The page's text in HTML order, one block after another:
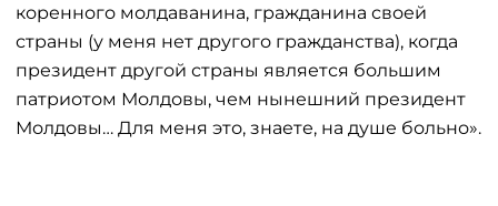
коренного молдаванина, гражданина своей
страны (у меня нет другого гражданства), когда
президент другой страны является большим
патриотом Молдовы, чем нынешний президент
Молдовы… Для меня это, знаете, на душе больно».